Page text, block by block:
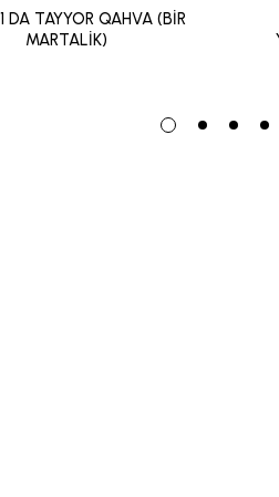
DA TAYYOR QAHVA (BİR
MARTALİK)